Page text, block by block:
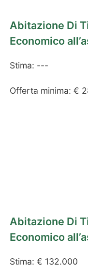
Abitazione Di
Economico
Stima: ---
Offerta minima: €
Abitazione Di
Economico
Stima: € 132.000